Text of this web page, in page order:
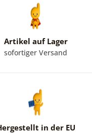
Artikel auf Lager
sofortiger Versand
in der EU